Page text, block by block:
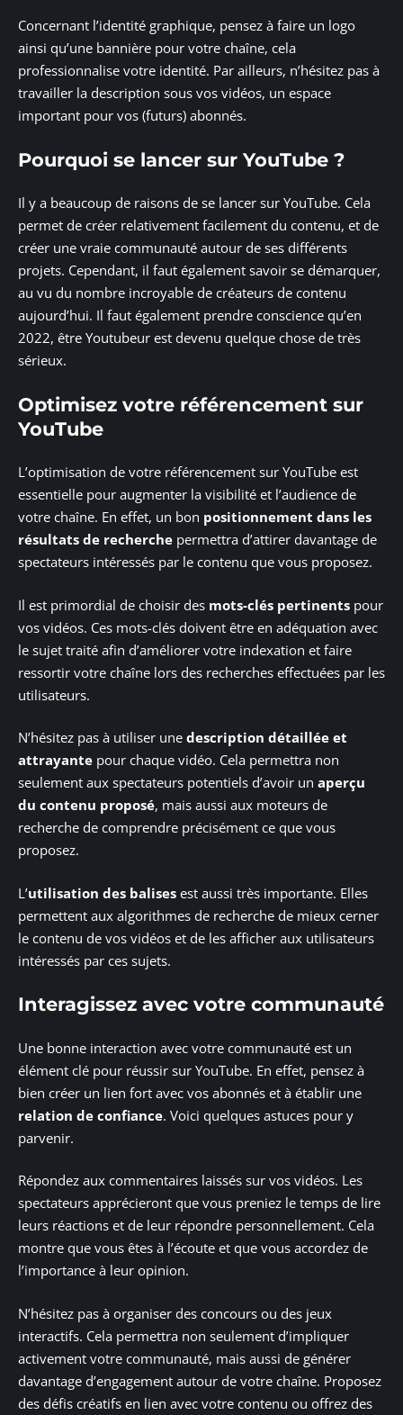
Concernant l’identité graphique, pensez à faire un logo
ainsi qu’une bannière pour votre chaîne, cela
professionnalise votre identité. Par ailleurs, n’hésitez pas à
travailler la description sous vos vidéos, un espace
important pour vos (futurs) abonnés.
Pourquoi se lancer sur YouTube ?
Il y a beaucoup de raisons de se lancer sur YouTube. Cela
permet de créer relativement facilement du contenu, et de
créer une vraie communauté autour de ses différents
projets. Cependant, il faut également savoir se démarquer,
au vu du nombre incroyable de créateurs de contenu
aujourd’hui. Il faut également prendre conscience qu’en
2022, être Youtubeur est devenu quelque chose de très
sérieux.
Optimisez votre référencement sur
YouTube
L’optimisation de votre référencement sur YouTube est
essentielle pour augmenter la visibilité et l’audience de
votre chaîne. En effet, un bon positionnement dans les
résultats de recherche permettra d’attirer davantage de
spectateurs intéressés par le contenu que vous proposez.
Il est primordial de choisir des mots-clés pertinents pour
vos vidéos. Ces mots-clés doivent être en adéquation avec
le sujet traité afin d’améliorer votre indexation et faire
ressortir votre chaîne lors des recherches effectuées par les
utilisateurs.
N’hésitez pas à utiliser une description détaillée et
attrayante pour chaque vidéo. Cela permettra non
seulement aux spectateurs potentiels d’avoir un aperçu
du contenu proposé, mais aussi aux moteurs de
recherche de comprendre précisément ce que vous
proposez.
L’utilisation des balises est aussi très importante. Elles
permettent aux algorithmes de recherche de mieux cerner
le contenu de vos vidéos et de les afficher aux utilisateurs
intéressés par ces sujets.
Interagissez avec votre communauté
Une bonne interaction avec votre communauté est un
élément clé pour réussir sur YouTube. En effet, pensez à
bien créer un lien fort avec vos abonnés et à établir une
relation de confiance. Voici quelques astuces pour y
parvenir.
Répondez aux commentaires laissés sur vos vidéos. Les
spectateurs apprécieront que vous preniez le temps de lire
leurs réactions et de leur répondre personnellement. Cela
montre que vous êtes à l’écoute et que vous accordez de
l’importance à leur opinion.
N’hésitez pas à organiser des concours ou des jeux
interactifs. Cela permettra non seulement d’impliquer
activement votre communauté, mais aussi de générer
davantage d’engagement autour de votre chaîne. Proposez
des défis créatifs en lien avec votre contenu ou offrez des